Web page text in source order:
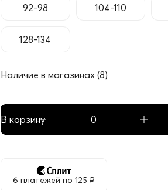
92-98 104-110
128-134
Наличие в магазинах (8)
В корзину
6 платежей по 125 ₽